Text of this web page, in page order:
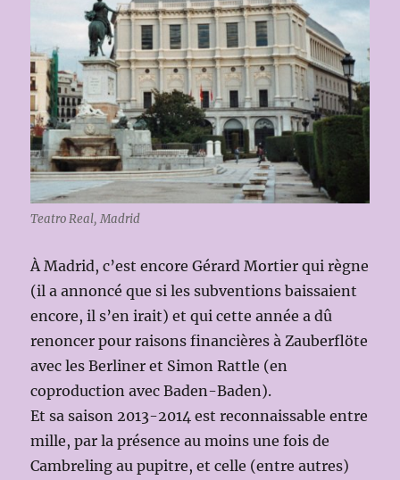
Teatro Real, Madrid
À Madrid, c’est encore Gérard Mortier qui règne
(il a annoncé que si les subventions baissaient
encore, il s’en irait) et qui cette année a dû
renoncer pour raisons financières à Zauberflöte
avec les Berliner et Simon Rattle (en
coproduction avec Baden-Baden).
Et sa saison 2013-2014 est reconnaissable entre
mille, par la présence au moins une fois de
Cambreling au pupitre, et celle (entre autres)